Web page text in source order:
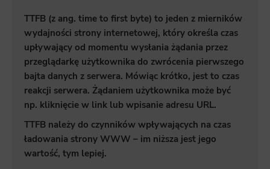
TTFB (z ang. time to first byte) to jeden z mierników
wydajności strony internetowej, który określa czas
upływający od momentu wysłania żądania przez
przeglądarkę użytkownika do zwrócenia pierwszego
bajta danych z serwera. Mówiąc krótko, jest to czas
reakcji serwera. Żądaniem użytkownika może być
np. kliknięcie w link lub wpisanie adresu URL.
TTFB należy do czynników wpływających na czas
ładowania strony WWW – im niższa jest jego
wartość, tym lepiej.